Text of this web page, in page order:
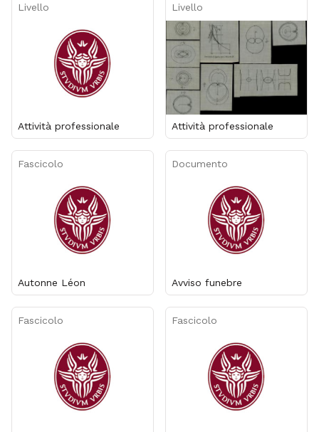
Livello
Attività professionale
Livello
Attività professionale
Fascicolo
Autonne Léon
Documento
Avviso funebre
Fascicolo Fascicolo